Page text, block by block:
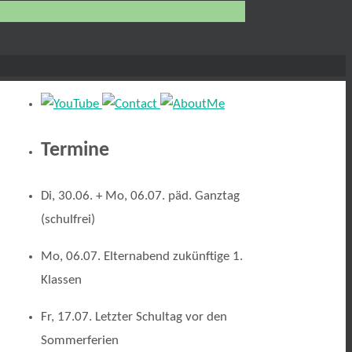
Termine
Di, 30.06. + Mo, 06.07. päd. Ganztag
(schulfrei)
Mo, 06.07. Elternabend zukünftige 1.
Klassen
Fr, 17.07. Letzter Schultag vor den
Sommerferien